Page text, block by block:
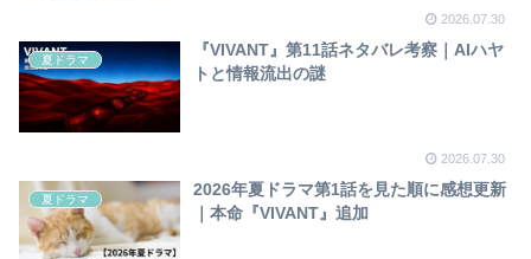
2026.07.30
夏ドラマ
『VIVANT』第11話ネタバレ考察｜AIハヤ
トと情報流出の謎
2026.07.30
夏ドラマ
2026年夏ドラマ第1話を見た順に感想更新
｜本命『VIVANT』追加